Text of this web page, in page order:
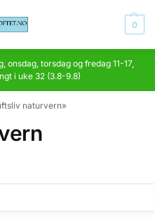
0
onsdag, torsdag og fredag 11-17,
i uke 32 (3.8-9.8)
naturvern»